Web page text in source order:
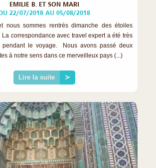
EMILIE B. ET SON MARI
22/07/2018 AU 05/08/2018
nous sommes rentrés dimanche des étoiles
correspondance avec travel expert a été très
pendant le voyage. Nous avons passé deux
à notre sens dans ce merveilleux pays (...)
Lire la suite ≻